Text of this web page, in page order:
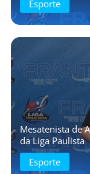
Esporte
Mesatenista de
da Liga Paulista
Esporte